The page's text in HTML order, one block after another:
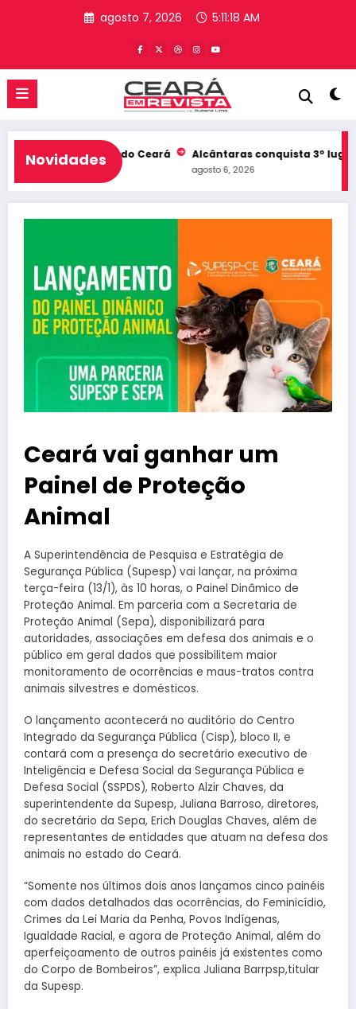
agosto 7, 2026 5:11:18 AM
Novidades
no Top 10 do Ceará Alcântaras conquista 3º lugar no
agosto 6, 2026
Ceará vai ganhar um
Painel de Proteção
Animal
A Superintendência de Pesquisa e Estratégia de
Segurança Pública (Supesp) vai lançar, na próxima
terça-feira (13/1), às 10 horas, o Painel Dinâmico de
Proteção Animal. Em parceria com a Secretaria de
Proteção Animal (Sepa), disponibilizará para
autoridades, associações em defesa dos animais e o
público em geral dados que possibilitem maior
monitoramento de ocorrências e maus-tratos contra
animais silvestres e domésticos.
O lançamento acontecerá no auditório do Centro
Integrado da Segurança Pública (Cisp), bloco II, e
contará com a presença do secretário executivo de
Inteligência e Defesa Social da Segurança Pública e
Defesa Social (SSPDS), Roberto Alzir Chaves, da
superintendente da Supesp, Juliana Barroso, diretores,
do secretário da Sepa, Erich Douglas Chaves, além de
representantes de entidades que atuam na defesa dos
animais no estado do Ceará.
“Somente nos últimos dois anos lançamos cinco painéis
com dados detalhados das ocorrências, do Feminicídio,
Crimes da Lei Maria da Penha, Povos Indígenas,
Igualdade Racial, e agora de Proteção Animal, além do
aperfeiçoamento de outros painéis já existentes como
do Corpo de Bombeiros”, explica Juliana Barrpsp,titular
da Supesp.